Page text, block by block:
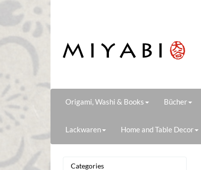
Origami, Washi & Books Bücher
Lackwaren Home and Table Decor
Categories